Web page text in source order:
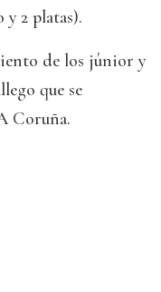
2 platas).
de los júnior y
que se
Coruña.